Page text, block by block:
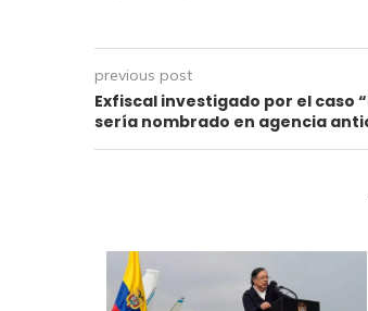
previous post
Exfiscal investigado por el caso
sería nombrado en agencia